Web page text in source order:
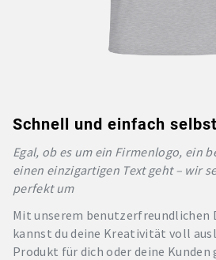
Schnell und einfach
Egal, ob es um ein Firmenlogo, ein
einen einzigartigen Text geht – wir
perfekt um
Mit unserem
kannst du deine Kreativität voll
Produkt für dich oder deine